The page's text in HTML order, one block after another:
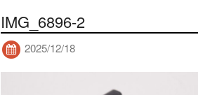
IMG_6896-2
2025/12/18